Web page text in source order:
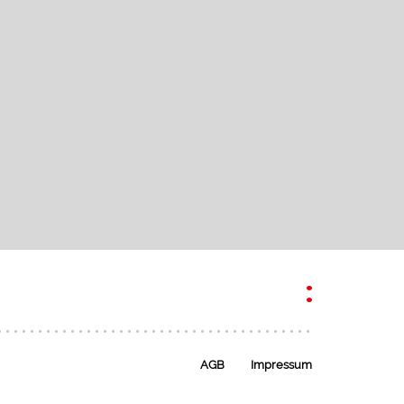
AGB Impressum